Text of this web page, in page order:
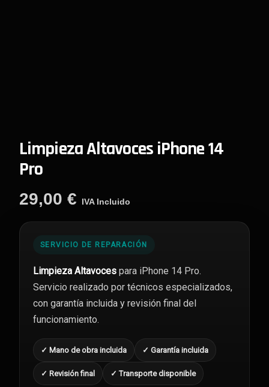
Limpieza Altavoces iPhone 14
Pro
29,00 € IVA Incluido
SERVICIO DE REPARACIÓN
Limpieza Altavoces para iPhone 14 Pro.
Servicio realizado por técnicos especializados,
con garantía incluida y revisión final del
funcionamiento.
✓ Mano de obra incluida ✓ Garantía incluida
✓ Revisión final ✓ Transporte disponible